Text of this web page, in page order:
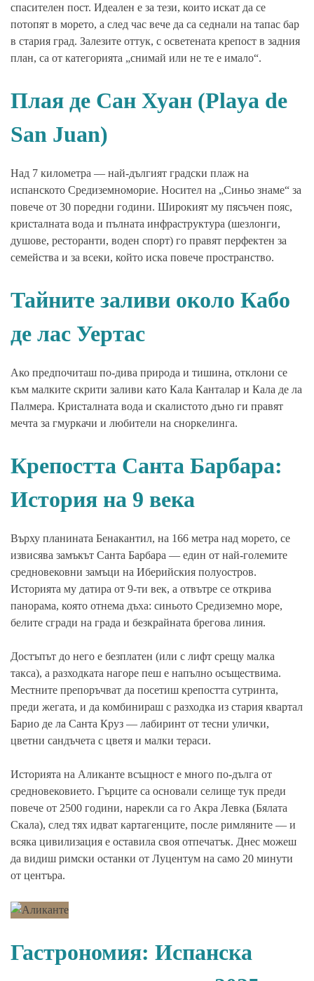
спасителен пост. Идеален е за тези, които искат да се
потопят в морето, а след час вече да са седнали на тапас бар
в стария град. Залезите оттук, с осветената крепост в задния
план, са от категорията „снимай или не те е имало“.
Плая де Сан Хуан (Playa de
San Juan)
Над 7 километра — най-дългият градски плаж на
испанското Средиземноморие. Носител на „Синьо знаме“ за
повече от 30 поредни години. Широкият му пясъчен пояс,
кристалната вода и пълната инфраструктура (шезлонги,
душове, ресторанти, воден спорт) го правят перфектен за
семейства и за всеки, който иска повече пространство.
Тайните заливи около Кабо
де лас Уертас
Ако предпочиташ по-дива природа и тишина, отклони се
към малките скрити заливи като Кала Канталар и Кала де ла
Палмера. Кристалната вода и скалистото дъно ги правят
мечта за гмуркачи и любители на сноркелинга.
Крепостта Санта Барбара:
История на 9 века
Върху планината Бенакантил, на 166 метра над морето, се
извисява замъкът Санта Барбара — един от най-големите
средновековни замъци на Иберийския полуостров.
Историята му датира от 9-ти век, а отвътре се открива
панорама, която отнема дъха: синьото Средиземно море,
белите сгради на града и безкрайната брегова линия.
Достъпът до него е безплатен (или с лифт срещу малка
такса), а разходката нагоре пеш е напълно осъществима.
Местните препоръчват да посетиш крепостта сутринта,
преди жегата, и да комбинираш с разходка из стария квартал
Барио де ла Санта Круз — лабиринт от тесни улички,
цветни сандъчета с цветя и малки тераси.
Историята на Аликанте всъщност е много по-дълга от
средновековието. Гърците са основали селище тук преди
повече от 2500 години, нарекли са го Акра Левка (Бялата
Скала), след тях идват картагенците, после римляните — и
всяка цивилизация е оставила своя отпечатък. Днес можеш
да видиш римски останки от Луцентум на само 20 минути
от центъра.
Гастрономия: Испанска